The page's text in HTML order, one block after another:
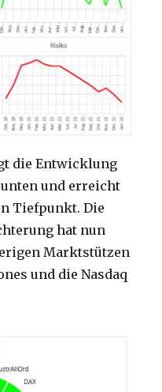
die Entwicklung
und erreicht
Tiefpunkt. Die
hat nun
Marktstützen
und die Nasdaq